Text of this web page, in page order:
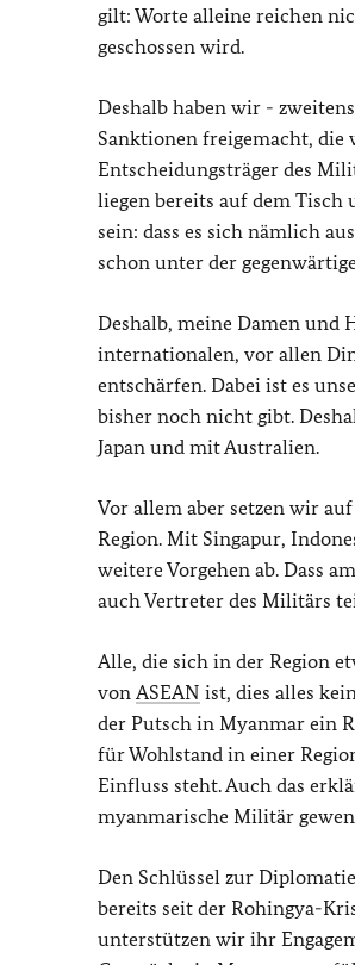
gilt: Worte alleine reichen
geschossen wird.
Deshalb haben wir -
Sanktionen freigemacht, die
Entscheidungsträger des
liegen bereits auf dem Tisch
sein: dass es sich nämlich
schon unter der
Deshalb, meine Damen und
internationalen, vor allen
entschärfen. Dabei ist es
bisher noch nicht gibt.
Japan und mit Australien.
Vor allem aber setzen wir auf
Region. Mit Singapur,
weitere Vorgehen ab. Dass
auch Vertreter des Militärs
Alle, die sich in der Region
von ASEAN ist, dies alles
der Putsch in Myanmar ein
für Wohlstand in einer
Einfluss steht. Auch das
myanmarische Militär
Den Schlüssel zur
bereits seit der Rohingya-
unterstützen wir ihr